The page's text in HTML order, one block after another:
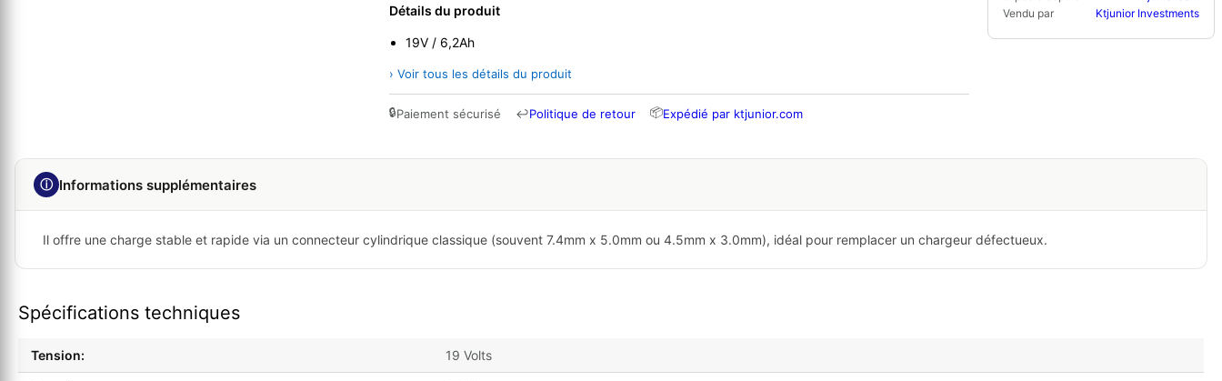
Détails du produit
19V / 6,2Ah
› Voir tous les détails du produit
🔒Paiement sécurisé ↩Politique de retour 📦Expédié par ktjunior.com
Vendu par
Ktjunior Investments
ⓘ Informations supplémentaires
Il offre une charge stable et rapide via un connecteur cylindrique classique (souvent 7.4mm x 5.0mm ou 4.5mm x 3.0mm), idéal pour remplacer un chargeur défectueux.
Spécifications techniques
Tension: 19 Volts